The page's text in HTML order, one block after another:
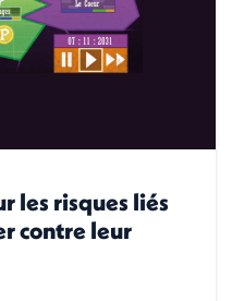
les risques liés
contre leur